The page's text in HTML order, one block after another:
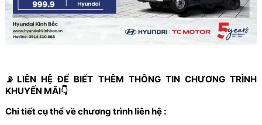
📡LIÊN HỆ ĐỂ BIẾT THÊM THÔNG TIN CHƯƠNG TRÌNH
KHUYẾN MÃI👇
Chi tiết cụ thể về chương trình liên hệ :